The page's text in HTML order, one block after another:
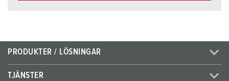
PRODUKTER / LÖSNINGAR
TJÄNSTER